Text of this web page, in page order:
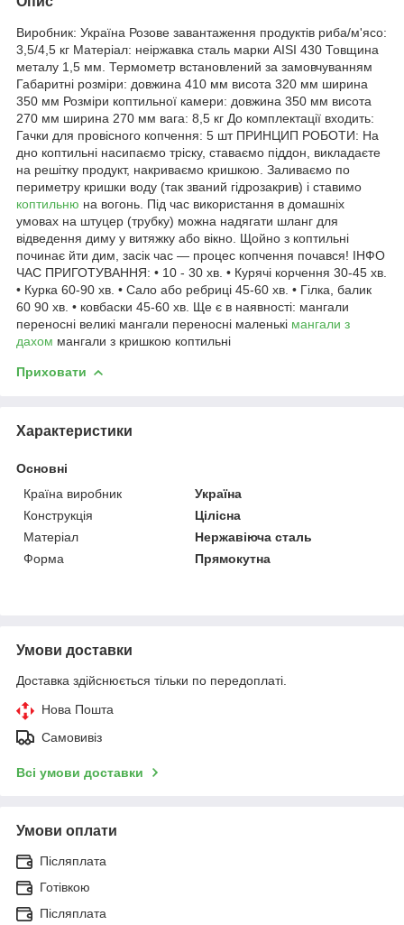
Виробник: Україна Розове завантаження продуктів риба/м'ясо:
3,5/4,5 кг Матеріал: неіржавка сталь марки AISI 430 Товщина
металу 1,5 мм. Термометр встановлений за замовчуванням
Габаритні розміри: довжина 410 мм висота 320 мм ширина
350 мм Розміри коптильної камери: довжина 350 мм висота
270 мм ширина 270 мм вага: 8,5 кг До комплектації входить:
Гачки для провісного копчення: 5 шт ПРИНЦИП РОБОТИ: На
дно коптильні насипаємо тріску, ставаємо піддон, викладаєте
на решітку продукт, накриваємо кришкою. Заливаємо по
периметру кришки воду (так званий гідрозакрив) і ставимо
коптильню на вогонь. Під час використання в домашніх
умовах на штуцер (трубку) можна надягати шланг для
відведення диму у витяжку або вікно. Щойно з коптильні
починає йти дим, засік час — процес копчення почався! ІНФО
ЧАС ПРИГОТУВАННЯ: • 10 - 30 хв. • Курячі корчення 30-45 хв.
• Курка 60-90 хв. • Сало або ребриці 45-60 хв. • Гілка, балик
60 90 хв. • ковбаски 45-60 хв. Ще є в наявності: мангали
переносні великі мангали переносні маленькі мангали з
дахом мангали з кришкою коптильні
Приховати
Характеристики
Основні
Країна виробник
Україна
Конструкція
Цілісна
Матеріал
Нержавіюча сталь
Форма
Прямокутна
Умови доставки
Доставка здійснюється тільки по передоплаті.
Нова Пошта
Самовивіз
Всі умови доставки
Умови оплати
Післяплата
Готівкою
Післяплата